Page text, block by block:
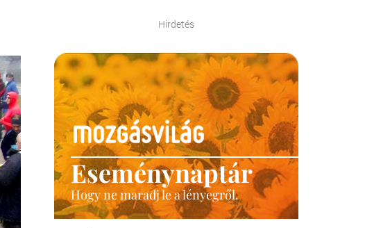
Hirdetés
Eseménynaptár
Hogy ne maradj le a lényegről.